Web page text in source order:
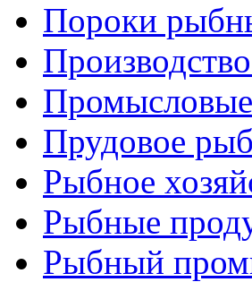
Пороки
Прудовое
Рыбное
Рыбные
Рыбный